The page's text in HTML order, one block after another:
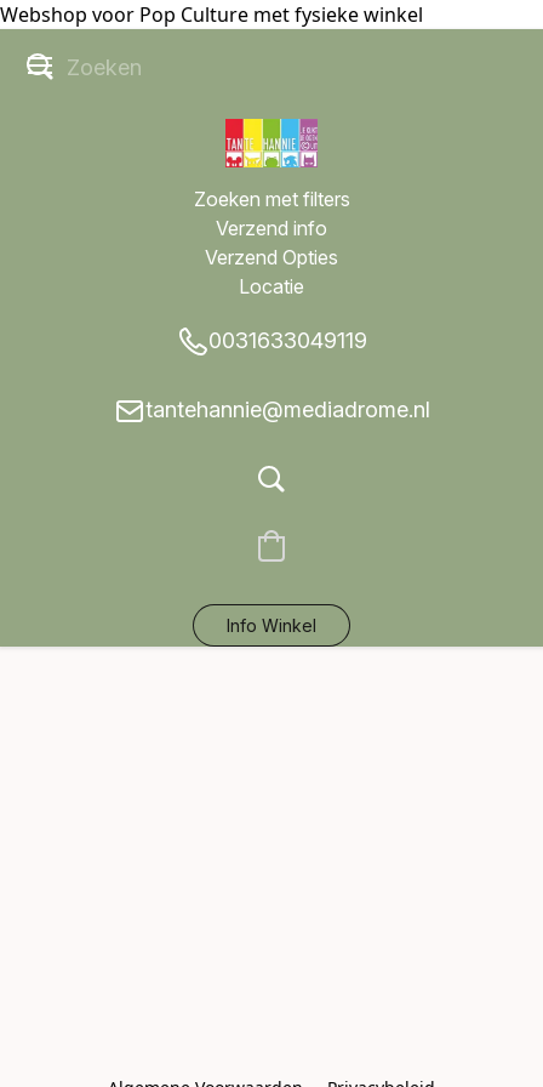
Webshop voor Pop Culture met fysieke winkel
Zoeken met filters
Verzend info
Verzend Opties
Locatie
0031633049119
tantehannie@mediadrome.nl
Info Winkel